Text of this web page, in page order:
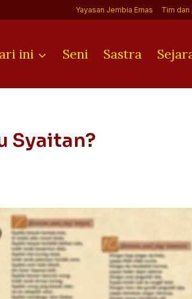
Yayasan Jembia Emas Tim dan
ini Seni Sastra
Syaitan?